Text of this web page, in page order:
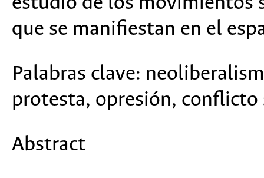
que se manifiestan en el
Palabras clave:
protesta, opresión, conflicto
Abstract